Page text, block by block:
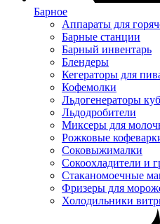
Барное
Аппараты для
Барные станции
Барный инвентарь
Блендеры
Кегераторы для
Кофемолки
Льдогенераторы
Льдодробители
Миксеры для
Рожковые
Соковыжималки
Сокоохладители и
Стаканомоечные
Фризеры для
Холодильники